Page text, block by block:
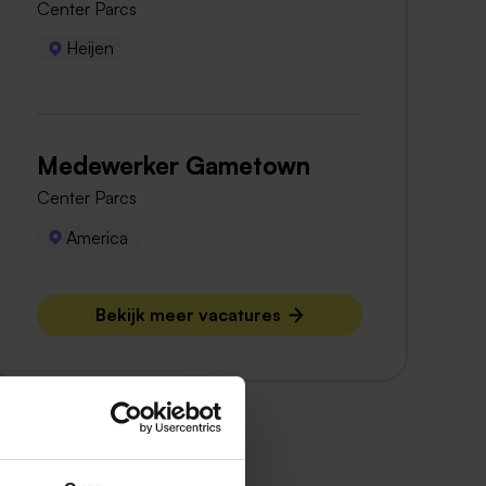
Center Parcs
Heijen
Medewerker Gametown
Center Parcs
America
Bekijk meer vacatures